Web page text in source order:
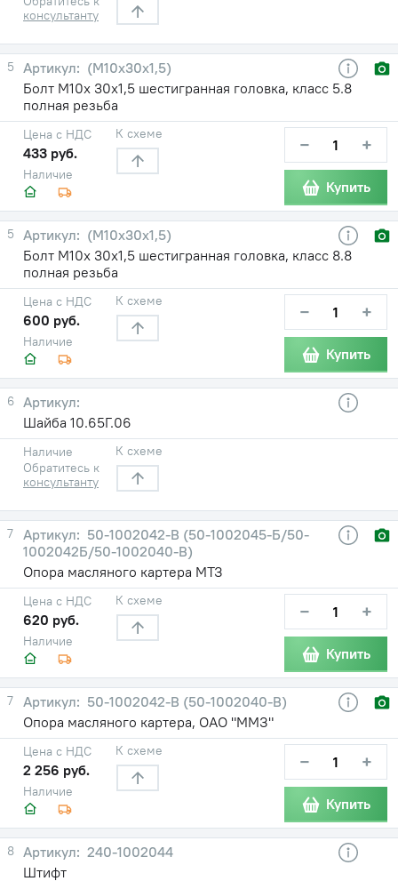
консультанту
5
(М10х30х1,5)
Болт М10х 30х1,5 шестигранная головка, класс 5.8
полная резьба
Наличие
Цена с НДС
433 руб.
К схеме − +
Купить
5
(М10х30х1,5)
Болт М10х 30х1,5 шестигранная головка, класс 8.8
полная резьба
Наличие
Цена с НДС
600 руб.
К схеме − +
Купить
6
Шайба 10.65Г.06
Наличие
Обратитесь к
консультанту
К схеме
7
50-1002042-В (50-1002045-Б/50-
1002042Б/50-1002040-В)
Опора масляного картера МТЗ
Наличие
Цена с НДС
620 руб.
К схеме − +
Купить
7
50-1002042-В (50-1002040-В)
Опора масляного картера, ОАО "ММЗ"
Наличие
Цена с НДС
2 256 руб.
К схеме − +
Купить
8
240-1002044
Штифт